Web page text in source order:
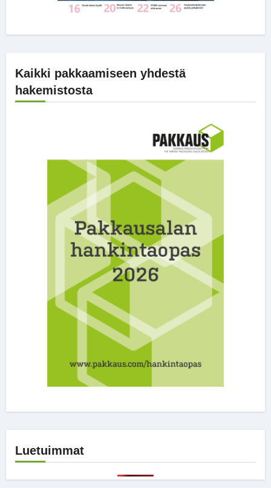
Kaikki pakkaamiseen yhdestä
hakemistosta
Luetuimmat